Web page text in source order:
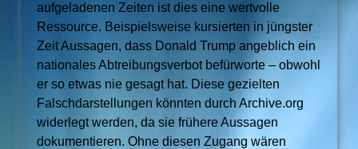
aufgeladenen Zeiten ist dies eine wertvolle
Ressource. Beispielsweise kursierten in jüngster
Zeit Aussagen, dass Donald Trump angeblich ein
nationales Abtreibungsverbot befürworte – obwohl
er so etwas nie gesagt hat. Diese gezielten
Falschdarstellungen könnten durch Archive.org
widerlegt werden, da sie frühere Aussagen
dokumentieren. Ohne diesen Zugang wären